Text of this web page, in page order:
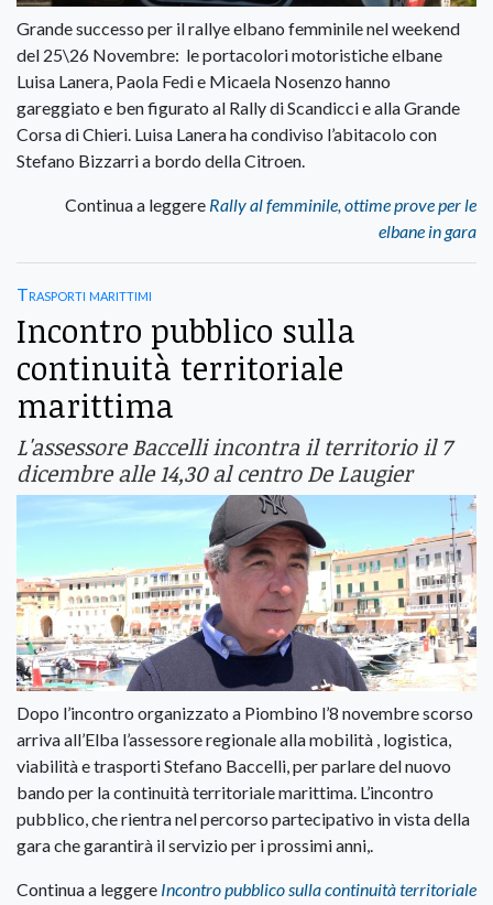
Grande successo per il rallye elbano femminile nel weekend
del 25\26 Novembre: le portacolori motoristiche elbane
Luisa Lanera, Paola Fedi e Micaela Nosenzo hanno
gareggiato e ben figurato al Rally di Scandicci e alla Grande
Corsa di Chieri. Luisa Lanera ha condiviso l’abitacolo con
Stefano Bizzarri a bordo della Citroen.
Continua a leggere Rally al femminile, ottime prove per le
elbane in gara
Trasporti marittimi
Incontro pubblico sulla
continuità territoriale
marittima
L'assessore Baccelli incontra il territorio il 7
dicembre alle 14,30 al centro De Laugier
Dopo l’incontro organizzato a Piombino l’8 novembre scorso
arriva all’Elba l’assessore regionale alla mobilità , logistica,
viabilità e trasporti Stefano Baccelli, per parlare del nuovo
bando per la continuità territoriale marittima. L’incontro
pubblico, che rientra nel percorso partecipativo in vista della
gara che garantirà il servizio per i prossimi anni,.
Continua a leggere Incontro pubblico sulla continuità territoriale